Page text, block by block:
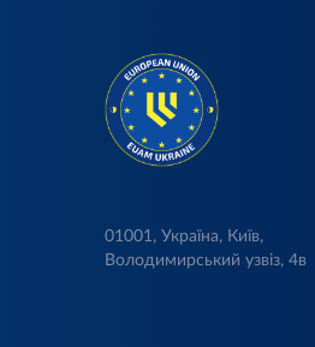
01001, Україна, Київ,
Володимирський узвіз, 4в